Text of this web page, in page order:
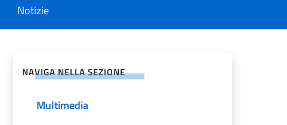
Notizie
NAVIGA NELLA SEZIONE
Multimedia